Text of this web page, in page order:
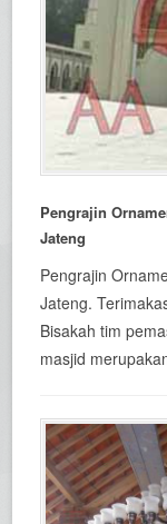
Pengrajin
Jateng
Pengrajin
Jateng.
Bisakah tim
masjid